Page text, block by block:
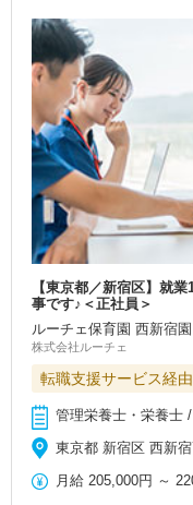
【東京都／新宿区】就
事です♪＜正社員＞
ルーチェ保育園 西新宿園
株式会社ルーチェ
転職支援サービス経由
管理栄養士・栄養士
東京都 新宿区 西新
月給 205,000円 ～